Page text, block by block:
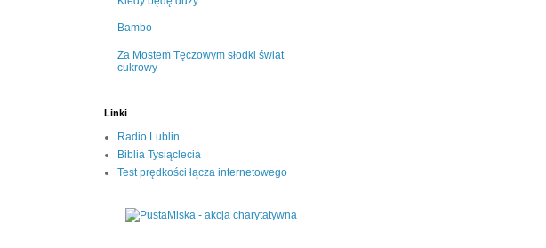
Bambo
Za Mostem Tęczowym słodki świat
cukrowy
Linki
Radio Lublin
Biblia Tysiąclecia
Test prędkości łącza internetowego